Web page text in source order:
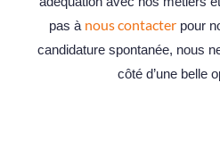
pas à nous contacter pour
candidature spontanée, nous
côté d’une belle